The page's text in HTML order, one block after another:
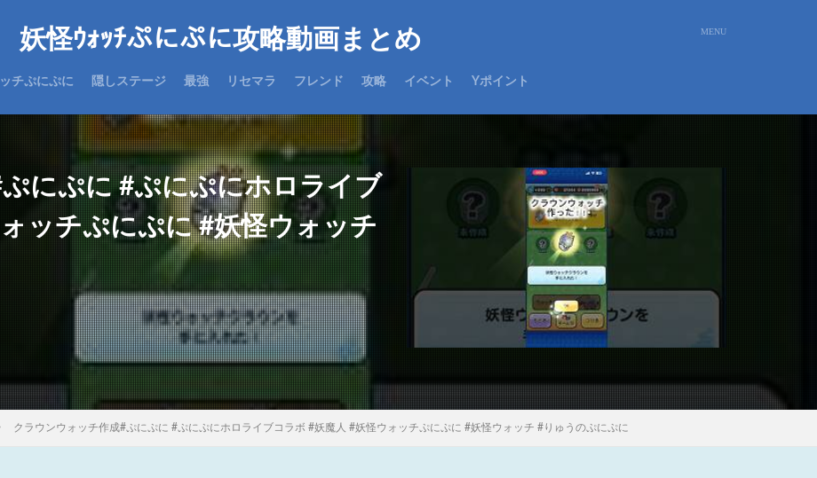
妖怪ｳｫｯﾁぷにぷに攻略動画まとめ
チぷにぷに 隠しステージ 最強 リセマラ フレンド 攻略 イベント Yポイント
にぷに #ぷにぷにホロライブ
ッチぷにぷに #妖怪ウォッチ
クラウンウォッチ作成#ぷにぷに #ぷにぷにホロライブコラボ #妖魔人 #妖怪ウォッチぷにぷに #妖怪ウォッチ #りゅうのぷにぷに